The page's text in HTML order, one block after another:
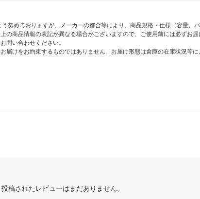
努めておりますが、メーカーの都合等により、商品規格・仕様（容量、
の商品情報の表記が異なる場合がございますので、ご使用前には必ずお
問い合わせください。
届けをお約束するものではありません。お届け形態は倉庫の在庫状況等
投稿されたレビューはまだありません。